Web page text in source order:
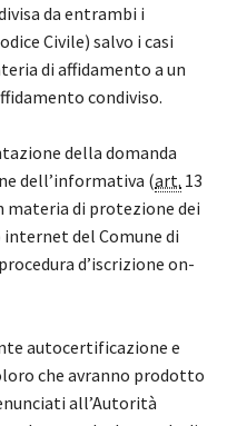
da entrambi i
Civile) salvo i casi
di affidamento a un
condiviso.
della domanda
dell’informativa (art. 13
materia di protezione dei
del Comune di
d’iscrizione on-
autocertificazione e
che avranno prodotto
all’Autorità